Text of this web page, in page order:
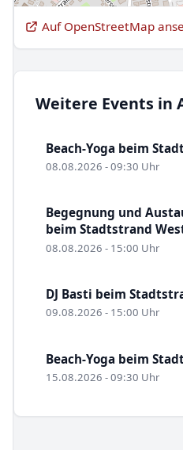
Auf OpenStreetMap
Weitere Events in
Beach-Yoga beim
08.08.2026 - 09:30 Uhr
Begegnung und
beim Stadtstrand
08.08.2026 - 15:00 Uhr
DJ Basti beim
09.08.2026 - 15:00 Uhr
Beach-Yoga beim
15.08.2026 - 09:30 Uhr